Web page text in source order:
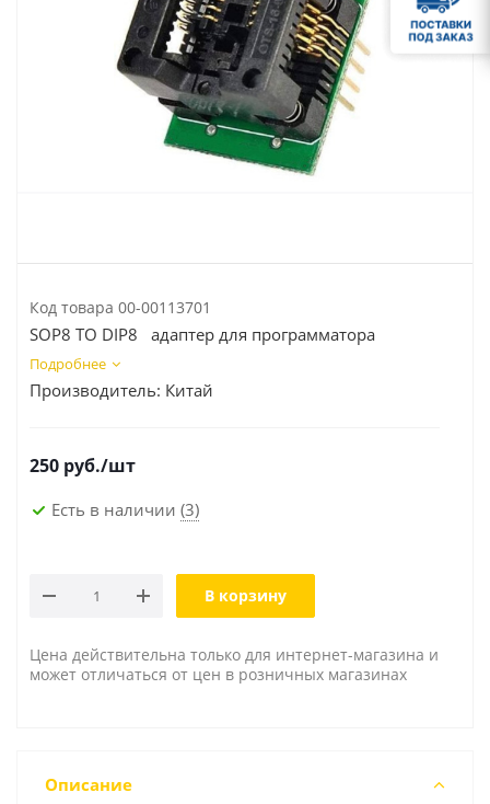
Код товара 00-00113701
SOP8 TO DIP8 адаптер для программатора
Подробнее
Производитель: Китай
250 руб./шт
Есть в наличии (3)
В корзину
Цена действительна только для интернет-магазина и
может отличаться от цен в розничных магазинах
Описание